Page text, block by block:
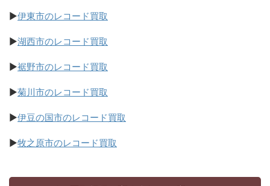
▶伊東市のレコード買取
▶湖西市のレコード買取
▶裾野市のレコード買取
▶菊川市のレコード買取
▶伊豆の国市のレコード買取
▶牧之原市のレコード買取